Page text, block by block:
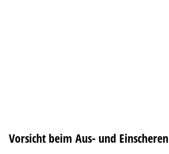
Vorsicht beim Aus- und Einscheren